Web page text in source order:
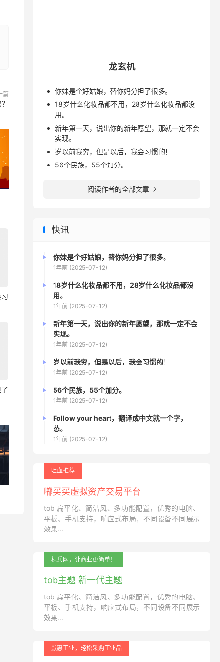
篇
龙玄机
你妹是个好姑娘，替你妈分担了很多。
18岁什么化妆品都不用，28岁什么化妆品都没
用。
新年第一天，说出你的新年愿望，那就一定不会
实现。
岁以前我穷，但是以后，我会习惯的！
56个民族，55个加分。
阅读作者的全部文章 
快讯
你妹是个好姑娘，替你妈分担了很多。
1年前 (2025-07-12)
18岁什么化妆品都不用，28岁什么化妆品都没
用。
1年前 (2025-07-12)
新年第一天，说出你的新年愿望，那就一定不会
实现。
1年前 (2025-07-12)
岁以前我穷，但是以后，我会习惯的！
1年前 (2025-07-12)
56个民族，55个加分。
1年前 (2025-07-12)
Follow your heart，翻译成中文就一个字，
怂。
1年前 (2025-07-12)
吐血推荐
嘟买买虚拟资产交易平台
tob 扁平化、简洁风、多功能配置，优秀的电脑、
平板、手机支持，响应式布局，不同设备不同展示
效果...
标兵网，让商业更简单！
tob主题 新一代主题
tob 扁平化、简洁风、多功能配置，优秀的电脑、
平板、手机支持，响应式布局，不同设备不同展示
效果...
默惠工业，轻松采购工业品